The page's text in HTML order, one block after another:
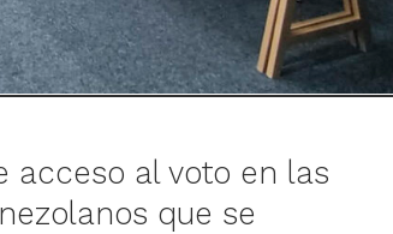
acceso al voto en las
que se